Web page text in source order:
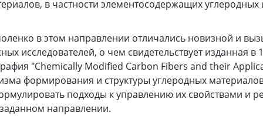
в частности элементосодержащих углеродных
в этом направлении отличались новизной и
исследователей, о чем свидетельствует изданная в
"Chemically Modified Carbon Fibers and their
формирования и структуры углеродных
подходы к управлению их свойствами и
направлении.